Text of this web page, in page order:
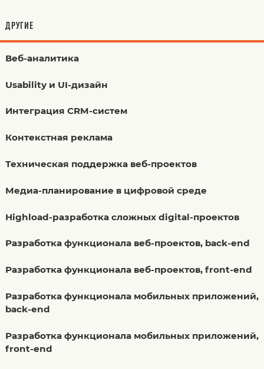
ДРУГИЕ
Веб-аналитика
Usability и UI-дизайн
Интеграция CRM-систем
Контекстная реклама
Техническая поддержка веб-проектов
Медиа-планирование в цифровой среде
Highload-разработка сложных digital-проектов
Разработка функционала веб-проектов, back-end
Разработка функционала веб-проектов, front-end
Разработка функционала мобильных приложений,
back-end
Разработка функционала мобильных приложений,
front-end